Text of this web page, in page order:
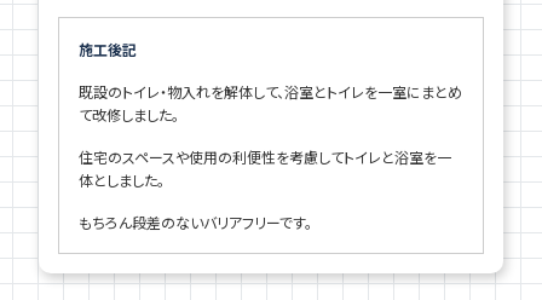
施工後記
既設のトイレ・物入れを解体して、浴室とトイレを一室にまとめ
て改修しました。
住宅のスペースや使用の利便性を考慮してトイレと浴室を一
体としました。
もちろん段差のないバリアフリーです。